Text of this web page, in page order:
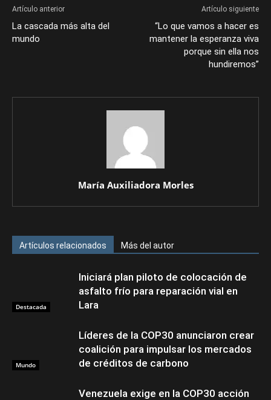
Artículo anterior
La cascada más alta del
mundo
Artículo siguiente
“Lo que vamos a hacer es
mantener la esperanza viva
porque sin ella nos
hundiremos”
María Auxiliadora Morles
Artículos relacionados Más del autor
Destacada
Iniciará plan piloto de colocación de
asfalto frío para reparación vial en
Lara
Mundo
Líderes de la COP30 anunciaron crear
coalición para impulsar los mercados
de créditos de carbono
Venezuela exige en la COP30 acción